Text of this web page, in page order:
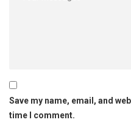
Save my name, email, and
time I comment.